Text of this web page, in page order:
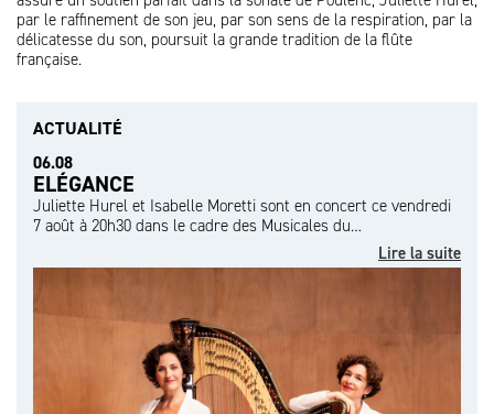
par le raffinement de son jeu, par son sens de la respiration, par la
délicatesse du son, poursuit la grande tradition de la flûte
française.
ACTUALITÉ
06.08
ELÉGANCE
Juliette Hurel et Isabelle Moretti sont en concert ce vendredi
7 août à 20h30 dans le cadre des Musicales du…
Lire la suite